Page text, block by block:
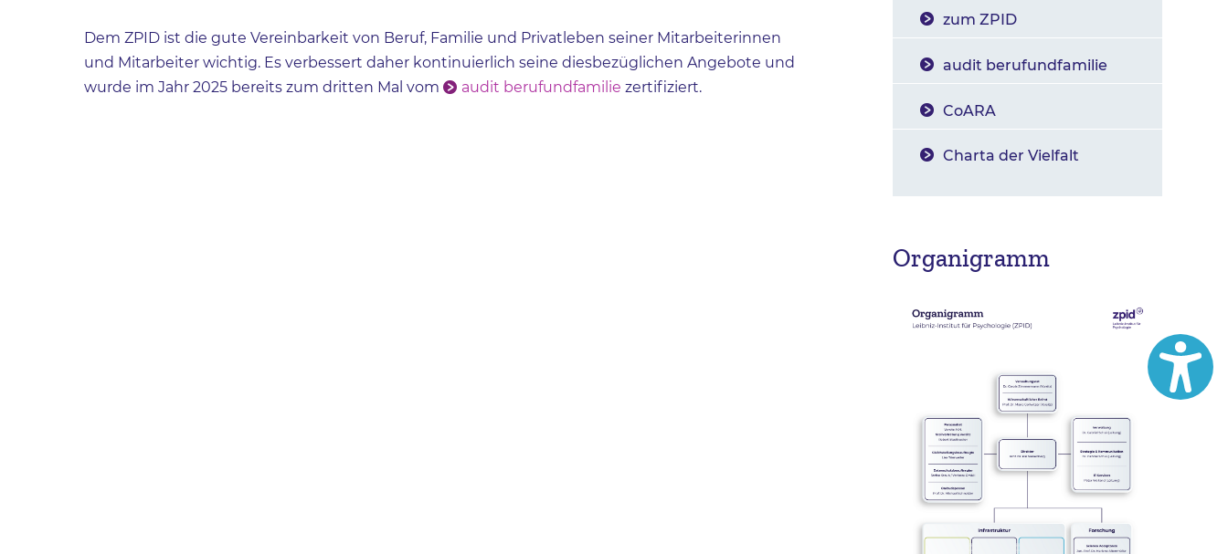
Dem ZPID ist die gute Vereinbarkeit von Beruf, Familie und Privatleben seiner Mitarbeiterinnen
und Mitarbeiter wichtig. Es verbessert daher kontinuierlich seine diesbezüglichen Angebote und
wurde im Jahr 2025 bereits zum dritten Mal vom
audit berufundfamilie zertifiziert.
zum ZPID
audit berufundfamilie
CoARA
Charta der Vielfalt
Organigramm